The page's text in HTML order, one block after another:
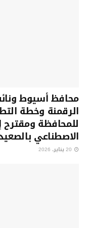
محافظ أسيوط
الرقمنة وخطة
للمحافظة ومقترح
الاصطناعي